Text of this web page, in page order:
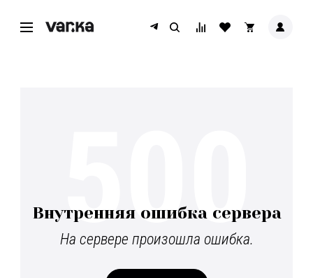
Внутренняя ошибка сервера
На сервере произошла ошибка.
500